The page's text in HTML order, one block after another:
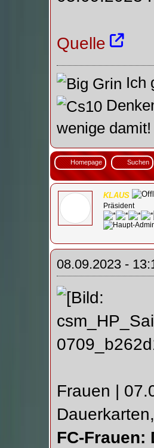
Quelle
Ich
wenige damit!
Homepage Suchen
KLAUS
Präsident
08.09.2023 -
Frauen |
FC-